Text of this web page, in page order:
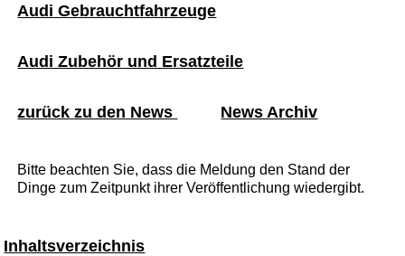
Audi Gebrauchtfahrzeuge
Audi Zubehör und Ersatzteile
zurück zu den News News Archiv
Bitte beachten Sie, dass die Meldung den Stand der
Dinge zum Zeitpunkt ihrer Veröffentlichung wiedergibt.
Inhaltsverzeichnis